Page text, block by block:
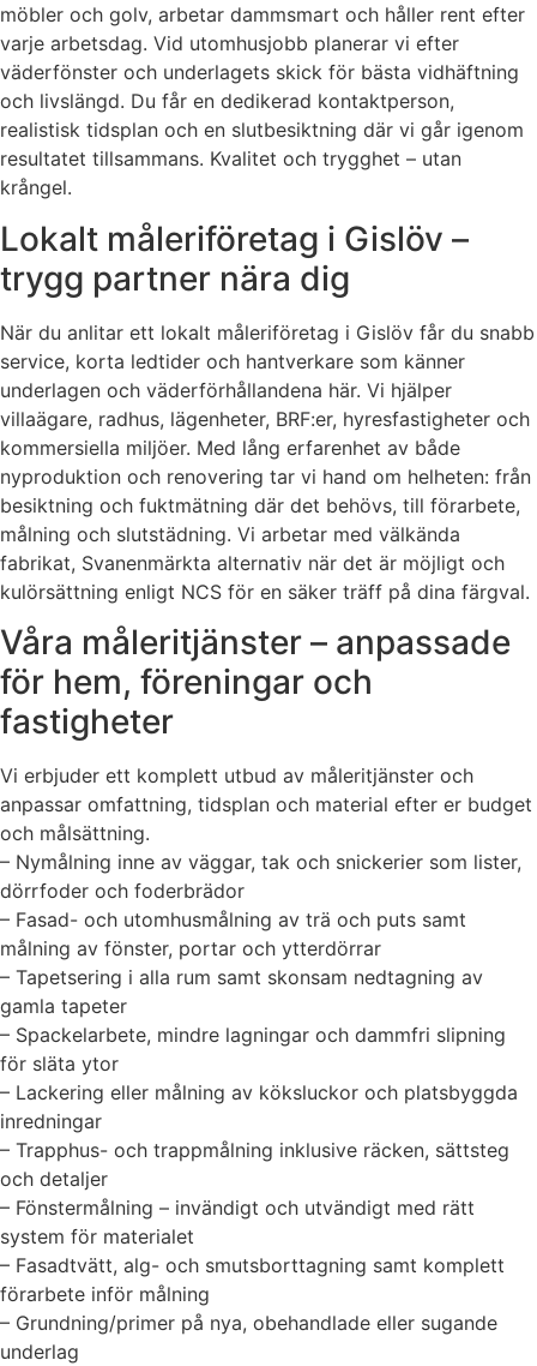
möbler och golv, arbetar dammsmart och håller rent efter
varje arbetsdag. Vid utomhusjobb planerar vi efter
väderfönster och underlagets skick för bästa vidhäftning
och livslängd. Du får en dedikerad kontaktperson,
realistisk tidsplan och en slutbesiktning där vi går igenom
resultatet tillsammans. Kvalitet och trygghet – utan
krångel.
Lokalt måleriföretag i Gislöv –
trygg partner nära dig
När du anlitar ett lokalt måleriföretag i Gislöv får du snabb
service, korta ledtider och hantverkare som känner
underlagen och väderförhållandena här. Vi hjälper
villaägare, radhus, lägenheter, BRF:er, hyresfastigheter och
kommersiella miljöer. Med lång erfarenhet av både
nyproduktion och renovering tar vi hand om helheten: från
besiktning och fuktmätning där det behövs, till förarbete,
målning och slutstädning. Vi arbetar med välkända
fabrikat, Svanenmärkta alternativ när det är möjligt och
kulörsättning enligt NCS för en säker träff på dina färgval.
Våra måleritjänster – anpassade
för hem, föreningar och
fastigheter
Vi erbjuder ett komplett utbud av måleritjänster och
anpassar omfattning, tidsplan och material efter er budget
och målsättning.
– Nymålning inne av väggar, tak och snickerier som lister,
dörrfoder och foderbrädor
– Fasad- och utomhusmålning av trä och puts samt
målning av fönster, portar och ytterdörrar
– Tapetsering i alla rum samt skonsam nedtagning av
gamla tapeter
– Spackelarbete, mindre lagningar och dammfri slipning
för släta ytor
– Lackering eller målning av köksluckor och platsbyggda
inredningar
– Trapphus- och trappmålning inklusive räcken, sättsteg
och detaljer
– Fönstermålning – invändigt och utvändigt med rätt
system för materialet
– Fasadtvätt, alg- och smutsborttagning samt komplett
förarbete inför målning
– Grundning/primer på nya, obehandlade eller sugande
underlag